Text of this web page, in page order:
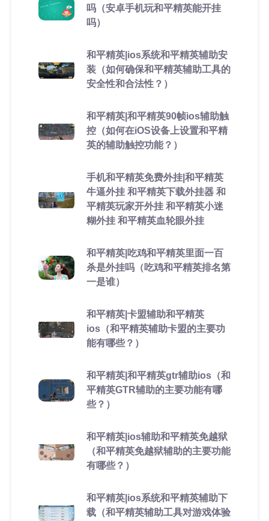
吗（安卓手机玩和平精英能开挂
吗）
和平精英|ios系统和平精英辅助安
装（如何确保和平精英辅助工具的
安全性和合法性？）
和平精英|和平精英90帧ios辅助触
控（如何在iOS设备上设置和平精
英的辅助触控功能？）
手机和平精英免费外挂|和平精英
牛逼外挂 和平精英下载外挂器 和
平精英玩家开外挂 和平精英小迷
糊外挂 和平精英血轮眼外挂
和平精英|吃鸡和平精英里面一百
杀是外挂吗（吃鸡和平精英排名第
一是谁）
和平精英|卡盟辅助和平精英
ios（和平精英辅助卡盟的主要功
能有哪些？）
和平精英|和平精英gtr辅助ios（和
平精英GTR辅助的主要功能有哪
些？）
和平精英|ios辅助和平精英免越狱
（和平精英免越狱辅助的主要功能
有哪些？）
和平精英|ios系统和平精英辅助下
载（和平精英辅助工具对游戏体验